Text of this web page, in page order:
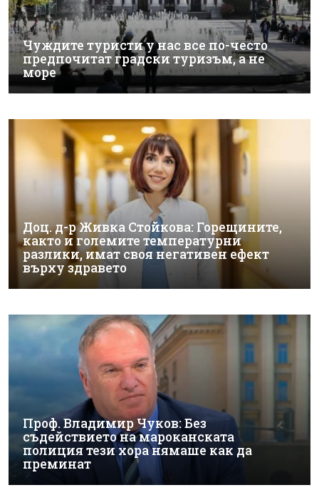
Чуждите туристи у нас все по-често
предпочитат градски туризъм, а не
море
Доц. д-р Живка Стойкова: Горещините,
както и големите температурни
разлики, имат своя негативен ефект
върху здравето
Проф. Владимир Чуков: Без
съдействието на мароканската
полиция тези хора нямаше как да
преминат